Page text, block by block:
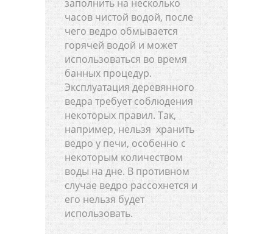
заполнить на несколько
часов чистой водой, после
чего ведро обмывается
горячей водой и может
использоваться во время
банных процедур.
Эксплуатация деревянного
ведра требует соблюдения
некоторых правил. Так,
например, нельзя хранить
ведро у печи, особенно с
некоторым количеством
воды на дне. В противном
случае ведро рассохнется и
его нельзя будет
использовать.